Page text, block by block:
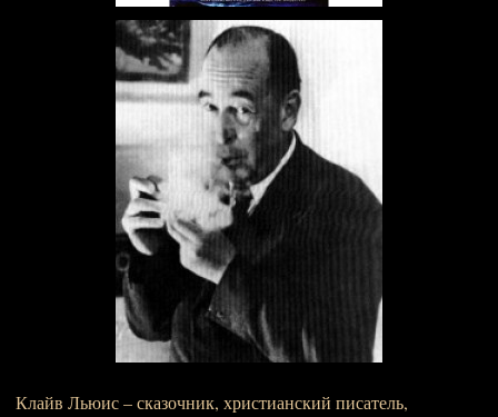
Клайв Льюис – сказочник, христианский писатель,